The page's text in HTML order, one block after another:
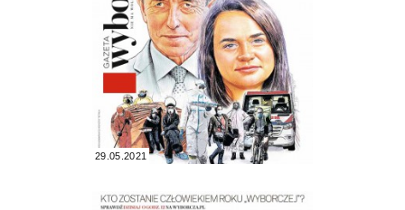
29.05.2021